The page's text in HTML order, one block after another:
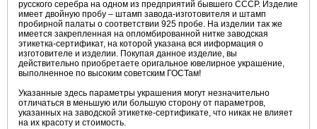
русского серебра на одном из предприятий бывшего СССР. Изделие
имеет двойную пробу – штамп завода-изготовителя и штамп
пробирной палаты о соответствии 925 пробе. На изделии так же
имеется закрепленная на опломбированной нитке заводская
этикетка-сертификат, на которой указана вся ииформация о
изготовителе и изделии. Покупая данное изделие, вы
действительно приобретаете оригальное ювелирное украшение,
выполненное по высоким советским ГОСТам!
Указанные здесь параметры украшения могут незначительно
отличаться в меньшую или большую сторону от параметров,
указанных на заводской этикетке-сертификате, что никак не влияет
на их красоту и стоимость.